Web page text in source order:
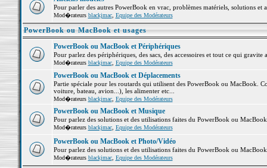
Pour parler des autres PowerBook en vrac, problèmes matériels, solutions et
Mod�rateurs blackjmac, Equipe des Modérateurs
PowerBook ou MacBook et usages
PowerBook ou MacBook et Périphériques
Pour parlez des périphériques, des sacs, des accessoires et tout ce qui
Mod�rateurs blackjmac, Equipe des Modérateurs
PowerBook ou MacBook et Déplacements
Partie spéciale pour les routards qui utilisent des PowerBook ou MacBook.
voiture, bateau, avion...), les alimenter etc...
Mod�rateurs blackjmac, Equipe des Modérateurs
PowerBook ou MacBook et Musique
Pour parlez des solutions et des utilisations faites du PowerBook ou
Mod�rateurs blackjmac, Equipe des Modérateurs
PowerBook ou MacBook et Photo/Vidéo
Pour parlez des solutions et des utilisations faites du PowerBook ou
Mod�rateurs blackjmac, Equipe des Modérateurs